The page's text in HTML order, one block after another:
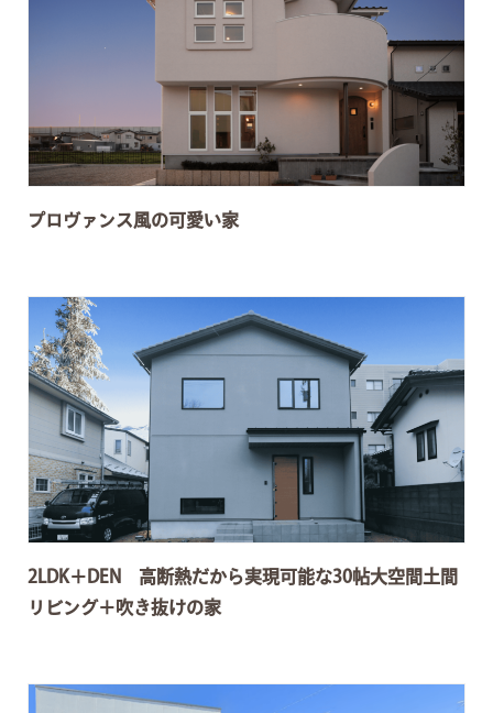
プロヴァンス風の可愛い家
2LDK＋DEN 高断熱だから実現可能な30帖大空間土間
リビング＋吹き抜けの家